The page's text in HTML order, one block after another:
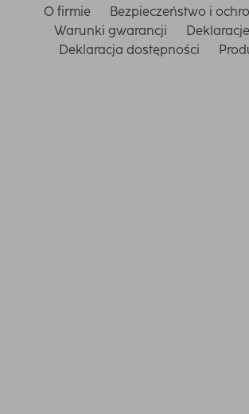
O firmie
Bezpieczeństwo i
Warunki gwarancji
Deklaracja dostępności